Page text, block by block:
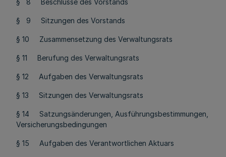
§ 8 Beschlüsse des Vorstands
§ 9 Sitzungen des Vorstands
§ 10 Zusammensetzung des Verwaltungsrats
§ 11 Berufung des Verwaltungsrats
§ 12 Aufgaben des Verwaltungsrats
§ 13 Sitzungen des Verwaltungsrats
§ 14 Satzungsänderungen, Ausführungsbestimmungen,
Versicherungsbedingungen
§ 15 Aufgaben des Verantwortlichen Aktuars